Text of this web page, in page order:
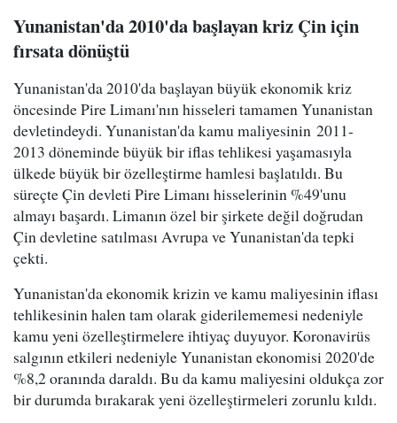
Yunanistan'da 2010'da başlayan kriz Çin için
fırsata dönüştü
Yunanistan'da 2010'da başlayan büyük ekonomik kriz
öncesinde Pire Limanı'nın hisseleri tamamen Yunanistan
devletindeydi. Yunanistan'da kamu maliyesinin 2011-
2013 döneminde büyük bir iflas tehlikesi yaşamasıyla
ülkede büyük bir özelleştirme hamlesi başlatıldı. Bu
süreçte Çin devleti Pire Limanı hisselerinin %49'unu
almayı başardı. Limanın özel bir şirkete değil doğrudan
Çin devletine satılması Avrupa ve Yunanistan'da tepki
çekti.
Yunanistan'da ekonomik krizin ve kamu maliyesinin iflası
tehlikesinin halen tam olarak giderilememesi nedeniyle
kamu yeni özelleştirmelere ihtiyaç duyuyor. Koronavirüs
salgının etkileri nedeniyle Yunanistan ekonomisi 2020'de
%8,2 oranında daraldı. Bu da kamu maliyesini oldukça zor
bir durumda bırakarak yeni özelleştirmeleri zorunlu kıldı.